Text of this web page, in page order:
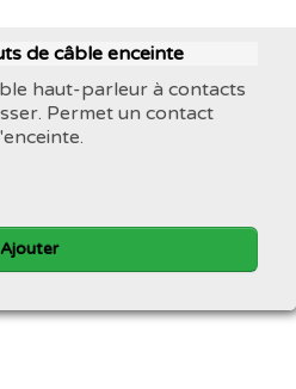
de câble enceinte
haut-parleur à contacts
Permet un contact
Ajouter